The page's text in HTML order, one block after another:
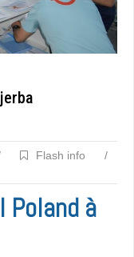
Flash info
/
Poland à